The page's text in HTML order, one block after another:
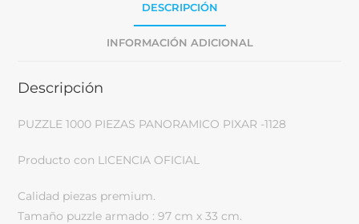
DESCRIPCIÓN
INFORMACIÓN ADICIONAL
Descripción
PUZZLE 1000 PIEZAS PANORAMICO PIXAR -1128
Producto con LICENCIA OFICIAL
Calidad piezas premium.
Tamaño puzzle armado : 97 cm x 33 cm.